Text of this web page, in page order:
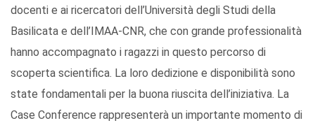
docenti e ai ricercatori dell’Università degli Studi della
Basilicata e dell’IMAA-CNR, che con grande professionalità
hanno accompagnato i ragazzi in questo percorso di
scoperta scientifica. La loro dedizione e disponibilità sono
state fondamentali per la buona riuscita dell’iniziativa. La
Case Conference rappresenterà un importante momento di